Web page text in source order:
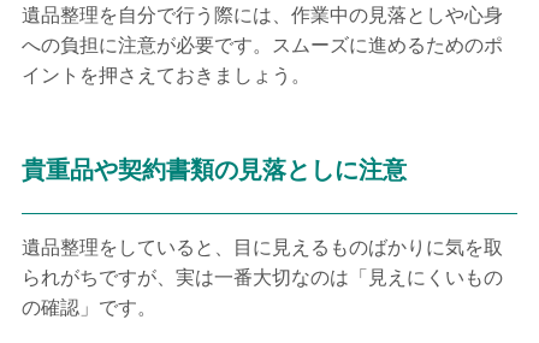
遺品整理を自分で行う際には、作業中の見落としや心身
への負担に注意が必要です。スムーズに進めるためのポ
イントを押さえておきましょう。
貴重品や契約書類の見落としに注意
遺品整理をしていると、目に見えるものばかりに気を取
られがちですが、実は一番大切なのは「見えにくいもの
の確認」です。